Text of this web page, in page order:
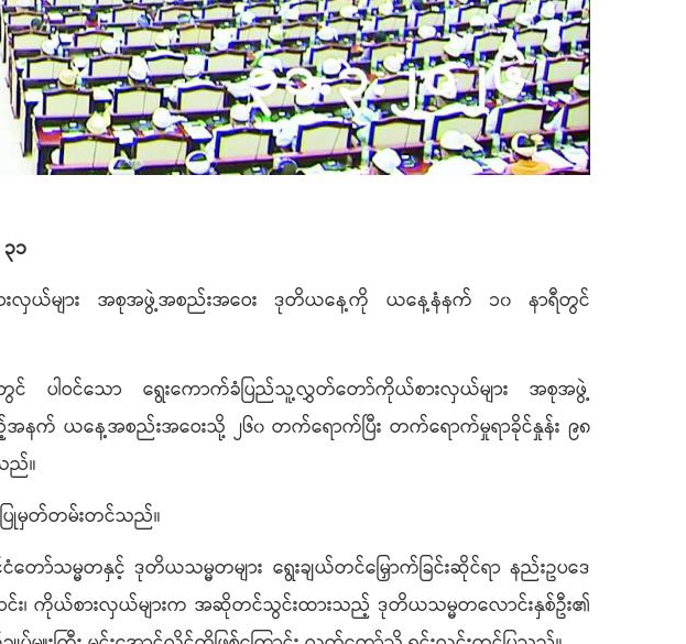
၁
ားလှယ်များ အစုအဖွဲ့အစည်းအဝေး ဒုတိယနေ့ကို ယနေ့နံနက် ၁၀ နာရီတွင်
တွင် ပါဝင်သော ရွေးကောက်ခံပြည်သူ့လွှတ်တော်ကိုယ်စားလှယ်များ အစုအဖွဲ့
က် ယနေ့အစည်းအဝေးသို့ ၂၆၀ တက်ရောက်ပြီး တက်ရောက်မှုရာခိုင်နှုန်း ၉၈
ည်။
မှတ်တမ်းတင်သည်။
ာ်သမ္မတနှင့် ဒုတိယသမ္မတများ ရွေးချယ်တင်မြှောက်ခြင်းဆိုင်ရာ နည်းဥပဒေ
း၊ ကိုယ်စားလှယ်များက အဆိုတင်သွင်းထားသည့် ဒုတိယသမ္မတလောင်းနှစ်ဦး၏